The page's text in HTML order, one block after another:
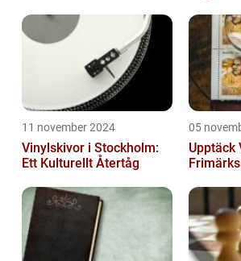
11 november 2024
Vinylskivor i Stockholm:
Ett Kulturellt Återtåg
05
Upptäck